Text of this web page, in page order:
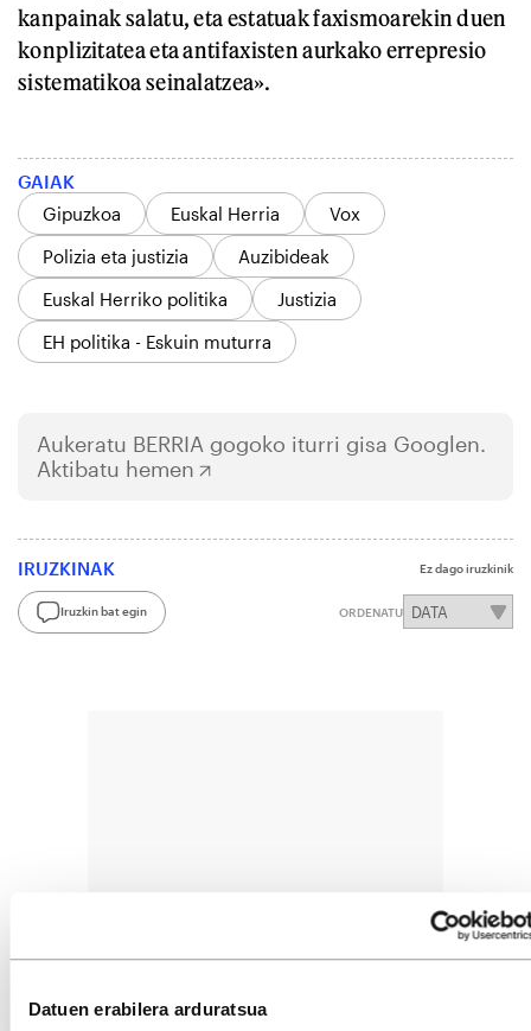
Datuen erabilera arduratsua
kanpainak salatu, eta estatuak faxismoarekin duen
konplizitatea eta antifaxisten aurkako errepresio
sistematikoa seinalatzea».
GAIAK
Gipuzkoa
Euskal Herria
Vox
Polizia eta justizia
Auzibideak
Euskal Herriko politika
Justizia
EH politika - Eskuin muturra
Aukeratu BERRIA gogoko iturri gisa Googlen.
Aktibatu hemen
IRUZKINAK Ez dago iruzkinik
Iruzkin bat egin ORDENATU